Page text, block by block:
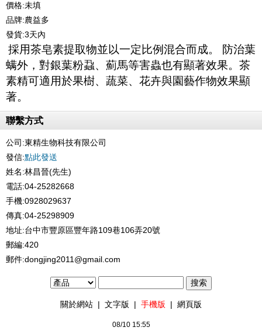
價格:未填
品牌:農益多
發貨:3天內
採用茶皂素提取物並以一定比例混合而成。
防治葉
螨外，對銀葉粉蝨、薊馬等害蟲也有顯著效果。茶
素精可適用於果樹、蔬菜、花卉與園藝作物效果顯
著。
聯繫方式
公司:東精生物科技有限公司
發信:點此發送
姓名:林昌晉(先生)
電話:04-25282668
手機:0928029637
傳真:04-25298909
地址:台中市豐原區豐年路109巷106弄20號
郵編:420
郵件:dongjing2011@gmail.com
關於網站 | 文字版 | 手機版 | 網頁版
08/10 15:55